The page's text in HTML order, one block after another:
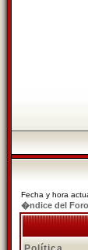
Fecha y hora
�ndice del